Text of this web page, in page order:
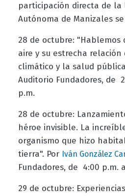
participación directa de la
Autónoma de Manizales
28 de octubre: "Hablemos
aire y su estrecha relación
climático y la salud
Auditorio Fundadores, de
p.m.
28 de octubre:
héroe invisible. La
organismo que hizo
tierra". Por Iván González
Fundadores, de 4:00 p.m.
29 de octubre: Experiencias